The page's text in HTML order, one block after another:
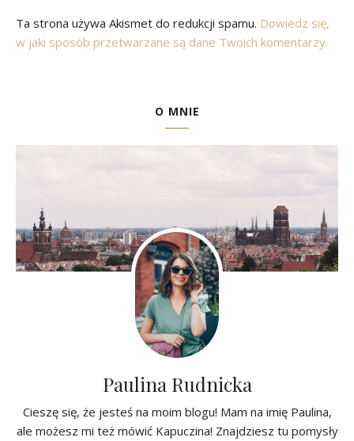
Ta strona używa Akismet do redukcji spamu. Dowiedz się,
w jaki sposób przetwarzane są dane Twoich komentarzy.
O MNIE
Paulina Rudnicka
Cieszę się, że jesteś na moim blogu! Mam na imię Paulina,
ale możesz mi też mówić Kapuczina! Znajdziesz tu pomysły